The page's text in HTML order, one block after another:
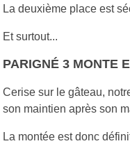
La deuxième place est
Et surtout...
PARIGNÉ 3 MONTE
Cerise sur le gâteau,
son maintien après son
La montée est donc